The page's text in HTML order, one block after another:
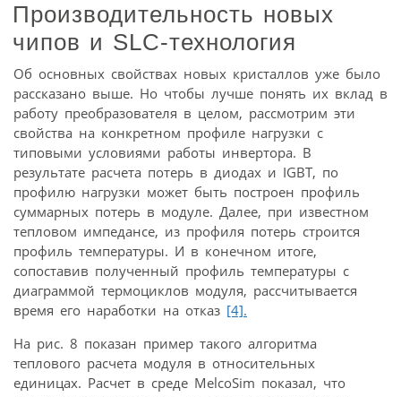
Производительность новых
чипов и SLC-технология
Об основных свойствах новых кристаллов уже было
рассказано выше. Но чтобы лучше понять их вклад в
работу преобразователя в целом, рассмотрим эти
свойства на конкретном профиле нагрузки с
типовыми условиями работы инвертора. В
результате расчета потерь в диодах и IGBT, по
профилю нагрузки может быть построен профиль
суммарных потерь в модуле. Далее, при известном
тепловом импедансе, из профиля потерь строится
профиль температуры. И в конечном итоге,
сопоставив полученный профиль температуры с
диаграммой термоциклов модуля, рассчитывается
время его наработки на отказ [4].
На рис. 8 показан пример такого алгоритма
теплового расчета модуля в относительных
единицах. Расчет в среде MelcoSim показал, что